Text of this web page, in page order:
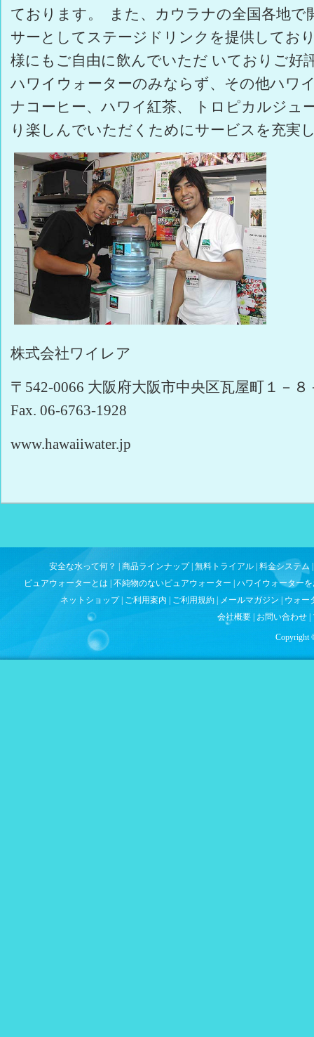
ております。 また、カウラナの全国各地で
サーとしてステージドリンクを提供してお
様にもご自由に飲んでいただ いておりご好
ハワイウォーターのみならず、その他ハワ
ナコーヒー、ハワイ紅茶、 トロピカルジュ
り楽しんでいただくためにサービスを充実
株式会社ワイレア
〒542-0066 大阪府大阪市中央区瓦屋町１－８
Fax. 06-6763-1928
www.hawaiiwater.jp
安全な水って何？ 商品ラインナップ| 無料トライアル| 料金システム
ピュアウォーターとは
不純物のないピュアウォーター
ハワイウォーター
ネットショップ| ご利用案内 ご利用規約 メールマガジン
ウォー
会社概要
お問い合わせ
Copyright